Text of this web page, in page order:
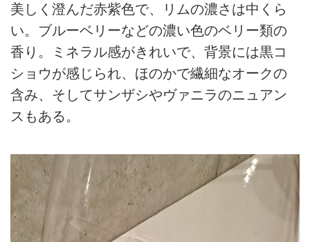
美しく澄んだ赤紫色で、リムの濃さは中くら
い。ブルーベリーなどの濃い色のベリー類の
香り。ミネラル感がきれいで、背景には黒コ
ショウが感じられ、ほのかで繊細なオークの
含み、そしてサンザシやヴァニラのニュアン
スもある。